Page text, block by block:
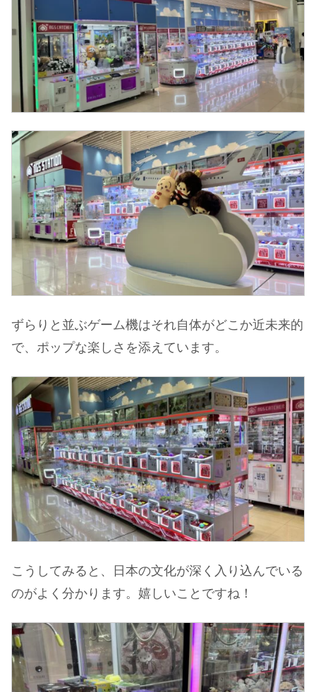
ずらりと並ぶゲーム機はそれ自体がどこか近未来的
で、ポップな楽しさを添えています。
こうしてみると、日本の文化が深く入り込んでいる
のがよく分かります。嬉しいことですね！